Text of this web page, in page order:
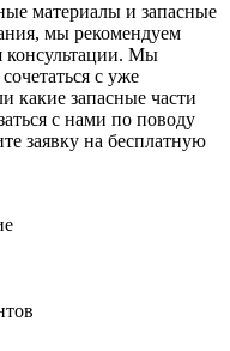
материалы и запасные
мы рекомендуем
консультации. Мы
с уже
какие запасные части
с нами по поводу
заявку на бесплатную